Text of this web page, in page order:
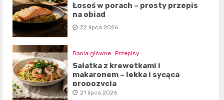
Łosoś w porach – prosty przepis
na obiad
22 lipca 2026
Dania główne Przepisy
Sałatka z krewetkami i
makaronem – lekka i sycąca
propozycja
21 lipca 2026